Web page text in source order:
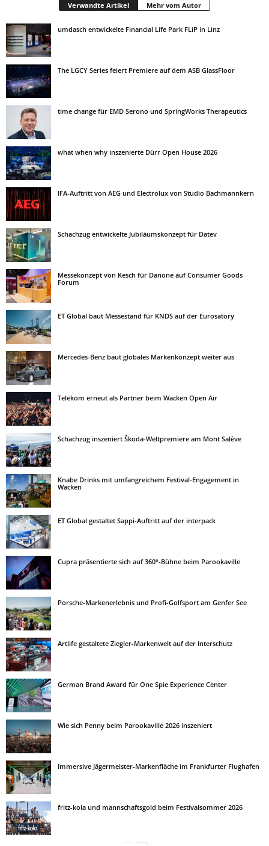
Verwandte Artikel Mehr vom Autor
umdasch entwickelte Financial Life Park FLiP in Linz
The LGCY Series feiert Premiere auf dem ASB GlassFloor
time change für EMD Serono und SpringWorks Therapeutics
what when why inszenierte Dürr Open House 2026
IFA-Auftritt von AEG und Electrolux von Studio Bachmannkern
Schachzug entwickelte Jubiläumskonzept für Datev
Messekonzept von Kesch für Danone auf Consumer Goods
Forum
ET Global baut Messestand für KNDS auf der Eurosatory
Mercedes-Benz baut globales Markenkonzept weiter aus
Telekom erneut als Partner beim Wacken Open Air
Schachzug inszeniert Škoda-Weltpremiere am Mont Salève
Knabe Drinks mit umfangreichem Festival-Engagement in
Wacken
ET Global gestaltet Sappi-Auftritt auf der interpack
Cupra präsentierte sich auf 360°-Bühne beim Parookaville
Porsche-Markenerlebnis und Profi-Golfsport am Genfer See
Artlife gestaltete Ziegler-Markenwelt auf der Interschutz
German Brand Award für One Spie Experience Center
Wie sich Penny beim Parookaville 2026 inszeniert
Immersive Jägermeister-Markenfläche im Frankfurter Flughafen
fritz-kola und mannschaftsgold beim Festivalsommer 2026